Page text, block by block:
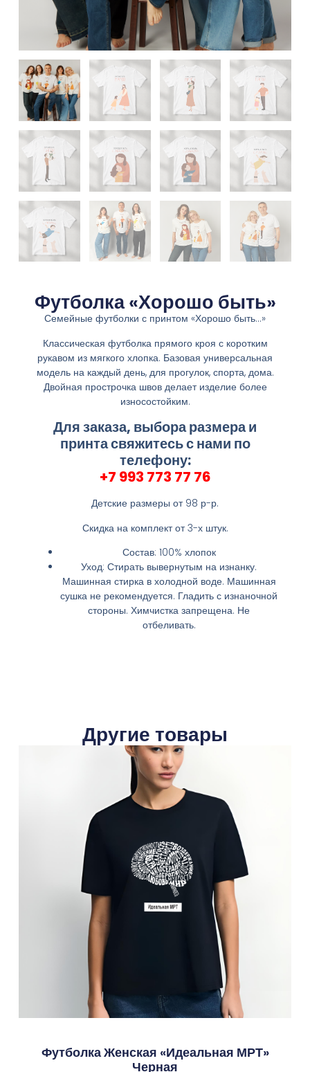
Футболка «Хорошо быть»
Семейные футболки с принтом «Хорошо быть…»
Классическая футболка прямого кроя с коротким
рукавом из мягкого хлопка. Базовая универсальная
модель на каждый день, для прогулок, спорта, дома.
Двойная прострочка швов делает изделие более
износостойким.
Для заказа, выбора размера и
принта свяжитесь с нами по
телефону:
+7 993 773 77 76
Детские размеры от 98 р-р.
Скидка на комплект от 3-х штук.
Состав: 100% хлопок
Уход: Стирать вывернутым на изнанку.
Машинная стирка в холодной воде. Машинная
сушка не рекомендуется. Гладить с изнаночной
стороны. Химчистка запрещена. Не
отбеливать.
Другие товары
Футболка Женская «Идеальная МРТ»
Черная